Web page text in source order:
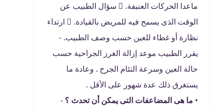
ماعدا الحركات العنيفة.  سؤال الطبيب عن
الوقت الذى يسمح فيه للمريض بالقيادة.  ارتداء
نظارة أو غطاء للعين حسب وصف الطبيب. -
يقرر الطبيب موعد إزالة الغرز الجراحية حسب
حالة العين وسرعة التئام الجرح . وعادة ما
يستغرق ذلك عدة شهور على الأقل .
• ما هى المضاعفات التى يمكن أن تحدث ؟ -